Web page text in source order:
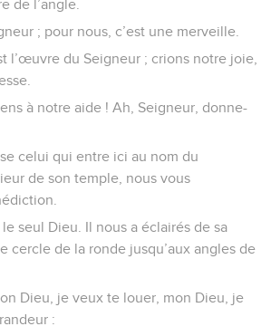
de l’angle.
; pour nous, c’est une merveille.
l’œuvre du Seigneur ; crions notre joie,
à notre aide ! Ah, Seigneur, donne-
celui qui entre ici au nom du
de son temple, nous vous
seul Dieu. Il nous a éclairés de sa
cercle de la ronde jusqu’aux angles de
Dieu, je veux te louer, mon Dieu, je
: